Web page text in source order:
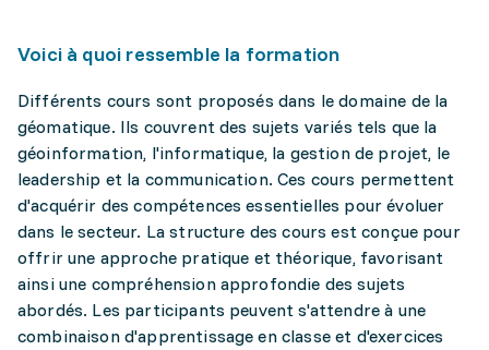
Voici à quoi ressemble la formation
Différents cours sont proposés dans le domaine de la
géomatique. Ils couvrent des sujets variés tels que la
géoinformation, l'informatique, la gestion de projet, le
leadership et la communication. Ces cours permettent
d'acquérir des compétences essentielles pour évoluer
dans le secteur. La structure des cours est conçue pour
offrir une approche pratique et théorique, favorisant
ainsi une compréhension approfondie des sujets
abordés. Les participants peuvent s'attendre à une
combinaison d'apprentissage en classe et d'exercices